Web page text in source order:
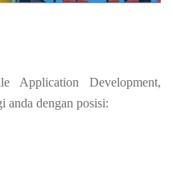
Application Development,
anda dengan posisi: